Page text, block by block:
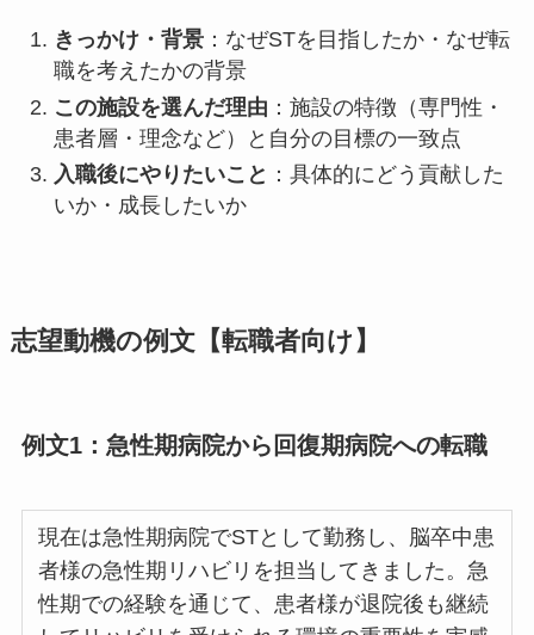
きっかけ・背景：なぜSTを目指したか・なぜ転
職を考えたかの背景
この施設を選んだ理由 ：施設の特徴（専門性・
患者層・理念など）と自分の目標の一致点
入職後にやりたいこと ：具体的にどう貢献した
いか・成長したいか
志望動機の例文【転職者向け】
例文1：急性期病院から回復期病院への転職
現在は急性期病院でSTとして勤務し、脳卒中患
者様の急性期リハビリを担当してきました。急
性期での経験を通じて、患者様が退院後も継続